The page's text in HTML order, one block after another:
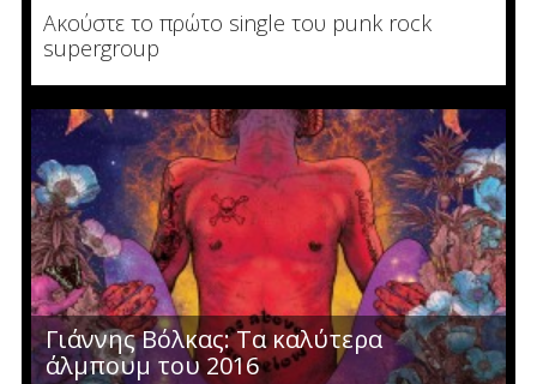
Ακούστε το πρώτο single του punk rock
supergroup
Γιάννης Βόλκας: Τα καλύτερα
άλμπουμ του 2016